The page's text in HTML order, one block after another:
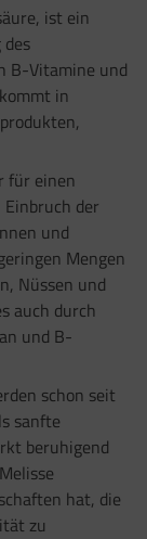
ist ein
B-Vitamine und
in
für einen
Einbruch der
und
Mengen
Nüssen und
auch durch
und B-
schon seit
sanfte
beruhigend
hat, die
zu